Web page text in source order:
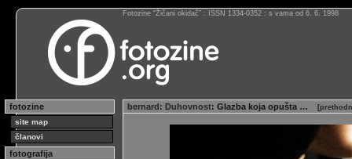
Fotozine “Žičani okidač” : ISSN 1334-0352 : s vama od 6. 6. 1998
fotozine
site map
članovi
fotografija
bernard: Duhovnost: Glazba koja opušta … [